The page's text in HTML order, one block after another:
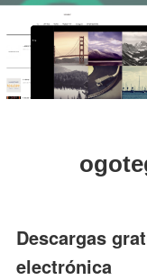
Descargas
electrónica